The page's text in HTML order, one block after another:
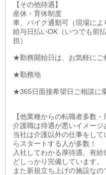
【その他待遇】
産休・育休制度
車、バイク通勤可（現場によ
給与日払いOK（いつでも前
担）
★勤務開始日は、お気軽にご
★勤務地
★365日面接希望日ご相談に
【他業種からの転職者多数・
介護職は待遇が悪いイメージ
当社は介護以外の仕事をし
らスタートする人が多数！
入社してわかる厚待遇、有
どしっかり完備しています。
また新規立ち上げの施設な